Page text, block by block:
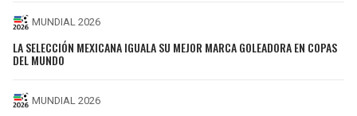
MUNDIAL 2026
LA SELECCIÓN MEXICANA IGUALA SU MEJOR MARCA GOLEADORA EN COPAS
DEL MUNDO
MUNDIAL 2026